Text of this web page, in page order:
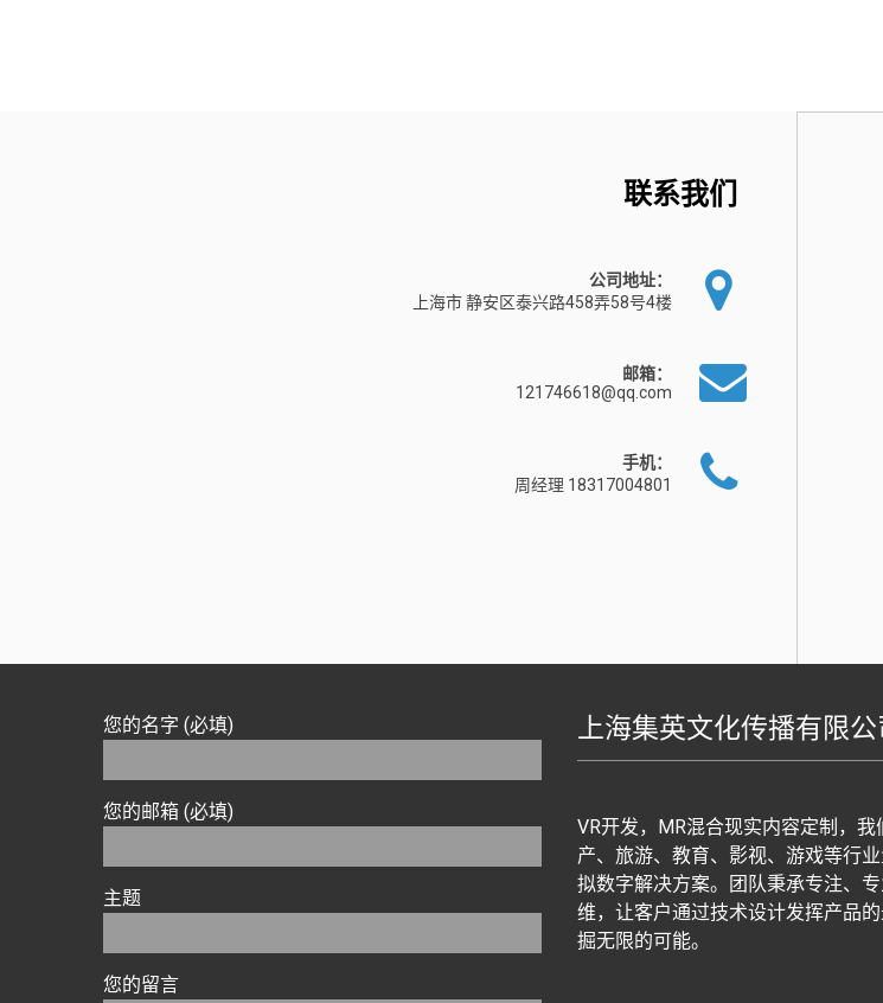
联系我们
公司地址：
上海市 静安区泰兴路458弄58号4楼
邮箱：
121746618@qq.com
手机：
周经理 18317004801
您的名字 (必填)
您的邮箱 (必填)
主题
您的留言
上海集英文化传播有限公
VR开发，MR混合现实内容定制，我
产、旅游、教育、影视、游戏等行
拟数字解决方案。团队秉承专注、
维，让客户通过技术设计发挥产品
掘无限的可能。